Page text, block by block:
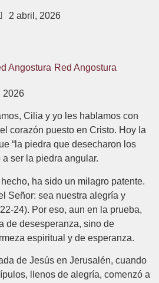
2 abril, 2026
Red Angostura
2026
Cilia y yo les hablamos con
corazón puesto en Cristo. Hoy la
“la piedra que desecharon los
ser la piedra angular.
ha sido un milagro patente.
Señor: sea nuestra alegría y
24). Por eso, aun en la prueba,
de desesperanza, sino de
espiritual y de esperanza.
de Jesús en Jerusalén, cuando
llenos de alegría, comenzó a